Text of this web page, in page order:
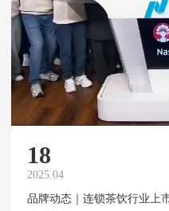
18
2025.04
品牌动态｜连锁茶饮行业上